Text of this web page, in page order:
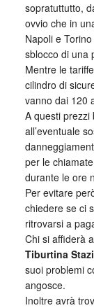
sopratuttutto,
ovvio che in
Napoli e
sblocco di una
Mentre le
cilindro di
vanno dai 120
A questi prezzi
all’eventuale
per le
durante le ore
Per evitare
chiedere se ci
ritrovarsi a
Chi si affiderà
Tiburtina
suoi problemi
angosce.
Inoltre avrà